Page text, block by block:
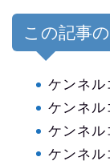
この記事
ケンネル
ケンネル
ケンネル
ケンネル